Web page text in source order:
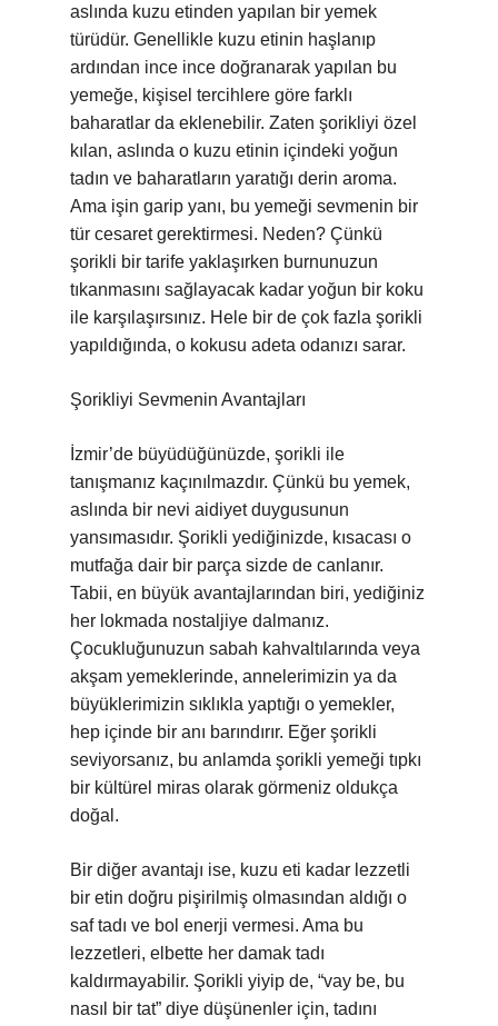
aslında kuzu etinden yapılan bir yemek
türüdür. Genellikle kuzu etinin haşlanıp
ardından ince ince doğranarak yapılan bu
yemeğe, kişisel tercihlere göre farklı
baharatlar da eklenebilir. Zaten şorikliyi özel
kılan, aslında o kuzu etinin içindeki yoğun
tadın ve baharatların yaratığı derin aroma.
Ama işin garip yanı, bu yemeği sevmenin bir
tür cesaret gerektirmesi. Neden? Çünkü
şorikli bir tarife yaklaşırken burnunuzun
tıkanmasını sağlayacak kadar yoğun bir koku
ile karşılaşırsınız. Hele bir de çok fazla şorikli
yapıldığında, o kokusu adeta odanızı sarar.
Şorikliyi Sevmenin Avantajları
İzmir’de büyüdüğünüzde, şorikli ile
tanışmanız kaçınılmazdır. Çünkü bu yemek,
aslında bir nevi aidiyet duygusunun
yansımasıdır. Şorikli yediğinizde, kısacası o
mutfağa dair bir parça sizde de canlanır.
Tabii, en büyük avantajlarından biri, yediğiniz
her lokmada nostaljiye dalmanız.
Çocukluğunuzun sabah kahvaltılarında veya
akşam yemeklerinde, annelerimizin ya da
büyüklerimizin sıklıkla yaptığı o yemekler,
hep içinde bir anı barındırır. Eğer şorikli
seviyorsanız, bu anlamda şorikli yemeği tıpkı
bir kültürel miras olarak görmeniz oldukça
doğal.
Bir diğer avantajı ise, kuzu eti kadar lezzetli
bir etin doğru pişirilmiş olmasından aldığı o
saf tadı ve bol enerji vermesi. Ama bu
lezzetleri, elbette her damak tadı
kaldırmayabilir. Şorikli yiyip de, “vay be, bu
nasıl bir tat” diye düşünenler için, tadını